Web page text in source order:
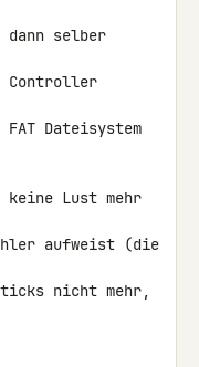
dann selber
Controller
Dateisystem
keine Lust mehr
aufweist (die
nicht mehr,